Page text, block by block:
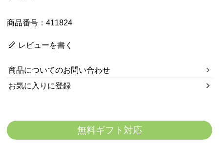
商品番号：411824
レビューを書く
商品についてのお問い合わせ
お気に入りに登録
無料ギフト対応